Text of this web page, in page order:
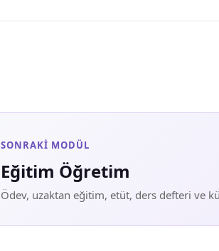
SONRAKI MODÜL
Eğitim Öğretim
Ödev, uzaktan eğitim, etüt, ders defteri ve